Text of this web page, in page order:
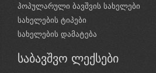
პოპულარული ბავშვის სახელები
სახელების ტიპები
სახელების დამატება
საბავშვო ლექსები